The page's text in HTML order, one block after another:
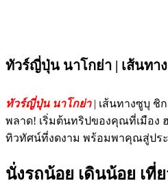
ทัวร์ญี่ปุ่น นาโกย่า | เส้นทา
ทัวร์ญี่ปุ่น นาโกย่า| เส้นทางซูบุ ชิ
พลาด! เริ่มต้นทริปของคุณที่เมือง
ทิวทัศน์ที่งดงาม พร้อมพาคุณสู่ปร
นั่งรถน้อย เดินน้อย เที่